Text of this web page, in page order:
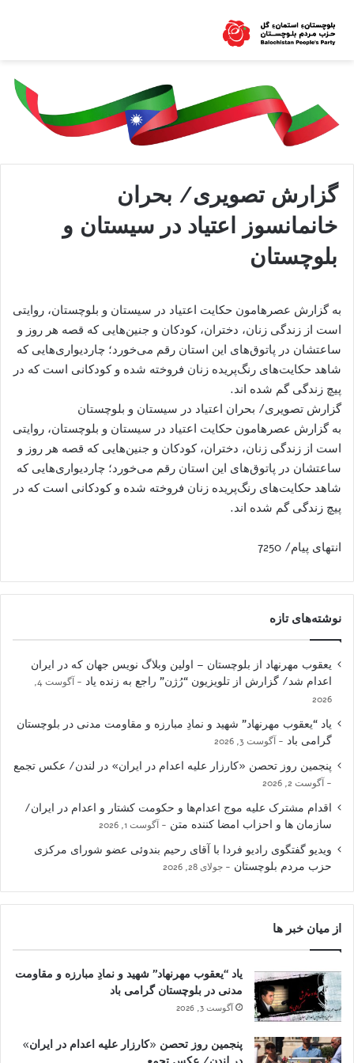
گزارش تصویری/ بحران
خانمانسوز اعتیاد در سیستان و
بلوچستان
به گزارش عصرهامون حکایت اعتیاد در سیستان و بلوچستان، روایتی
است از زندگی زنان، دختران، کودکان و جنین‌هایی که قصه هر روز و
ساعتشان در پاتوق‌های این استان رقم می‌خورد؛ چاردیواری‌هایی که
شاهد حکایت‌های رنگ‌پریده زنان فروخته شده و کودکانی است که در
پیچ زندگی گم شده اند.
گزارش تصویری/ بحران اعتیاد در سیستان و بلوچستان
به گزارش عصرهامون حکایت اعتیاد در سیستان و بلوچستان، روایتی
است از زندگی زنان، دختران، کودکان و جنین‌هایی که قصه هر روز و
ساعتشان در پاتوق‌های این استان رقم می‌خورد؛ چاردیواری‌هایی که
شاهد حکایت‌های رنگ‌پریده زنان فروخته شده و کودکانی است که در
پیچ زندگی گم شده اند.
انتهای پیام/ 7250
نوشته‌های تازه
یعقوب مهرنهاد از بلوچستان – اولین وبلاگ نویس جهان که در ایران
اعدام شد/ گزارش از تلویزیون “رُژن” راجع به زنده یاد
آگوست 4,
2026
یاد “یعقوب مهرنهاد” شهید و نمادِ مبارزه و مقاومت مدنی در بلوچستان
گرامی باد
آگوست 3, 2026
پنجمین روز تحصن «کارزار علیه اعدام در ایران» در لندن/ عکس تجمع
آگوست 2, 2026
اقدام مشترک علیه موج اعدام‌ها و حکومت کشتار و اعدام در ایران/
سازمان ها و احزاب امضا کننده متن
آگوست 1, 2026
ویدیو گفتگوی رادیو فردا با آقای رحیم بندوئی عضو شورای مرکزی
حزب مردم بلوچستان
جولای 28, 2026
از میان خبر ها
یاد “یعقوب مهرنهاد” شهید و نمادِ مبارزه و مقاومت
مدنی در بلوچستان گرامی باد
آگوست 3, 2026
پنجمین روز تحصن «کارزار علیه اعدام در ایران»